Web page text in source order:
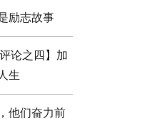
励志故事
论之四】加
生
他们奋力前